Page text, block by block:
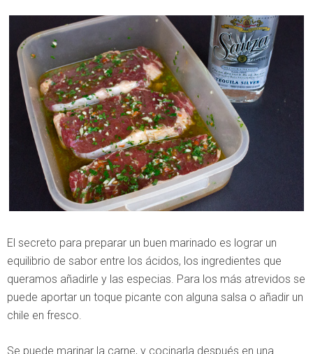
El secreto para preparar un buen marinado es lograr un
equilibrio de sabor entre los ácidos, los ingredientes que
queramos añadirle y las especias. Para los más atrevidos se
puede aportar un toque picante con alguna salsa o añadir un
chile en fresco.
Se puede marinar la carne, y cocinarla después en una